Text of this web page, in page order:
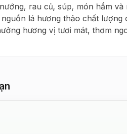
rau củ, súp, món hầm
lá hương thảo chất lượng
hương vị tươi mát, thơm